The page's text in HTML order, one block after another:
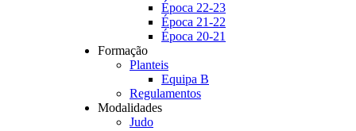
Época 22-23
Época 21-22
Época 20-21
Formação
Planteis
Equipa B
Regulamentos
Modalidades
Judo